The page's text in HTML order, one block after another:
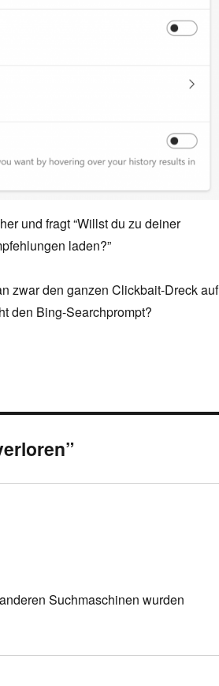
und fragt “Willst du zu deiner
laden?”
zwar den ganzen Clickbait-Dreck auf
den Bing-Searchprompt?
Suchmaschinen wurden